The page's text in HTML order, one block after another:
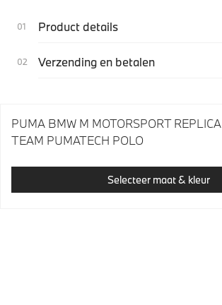
Product details
Verzending en betalen
PUMA BMW M MOTORSPORT REPLICA
TEAM PUMATECH POLO
Selecteer maat & kleur